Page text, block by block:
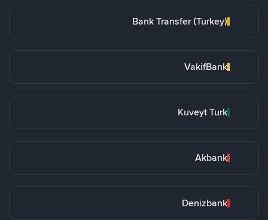
Bank Transfer (Turkey)
VakifBank
Kuveyt Turk
Akbank
Denizbank